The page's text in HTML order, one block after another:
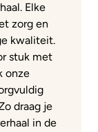
Elke
zorg en
kwaliteit.
stuk met
onze
draag je
in de